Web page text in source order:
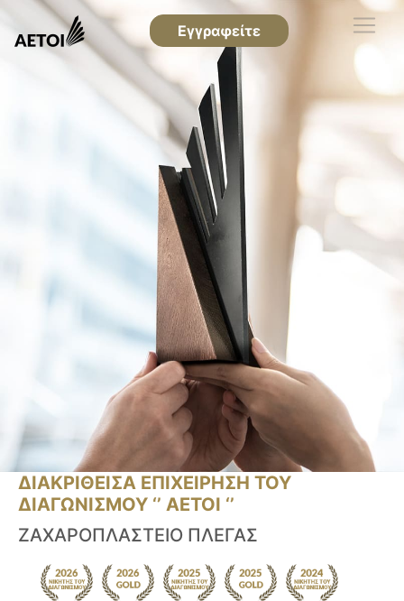
Εγγραφείτε
ΔΙΑΚΡΙΘΕΙΣΑ ΕΠΙΧΕΙΡΗΣΗ ΤΟΥ
ΔΙΑΓΩΝΙΣΜΟΥ ‘’ ΑΕΤΟΙ ‘’
ΖΑΧΑΡΟΠΛΑΣΤΕΙΟ ΠΛΕΓΑΣ